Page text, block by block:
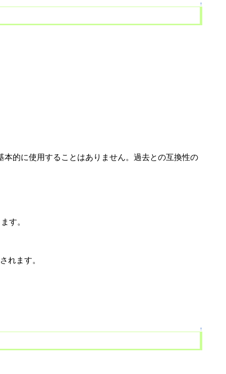
↑
的に使用することはありません。過去との互換性の
す。
れます。
↑